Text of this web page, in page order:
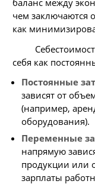
баланс между
чем заключаются
как
себя как
Постоянные
зависят от
(например,
оборудования).
Переменные
напрямую
продукции или
зарплаты